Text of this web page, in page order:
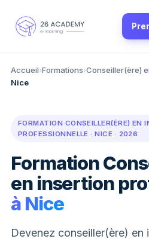
Accueil›Formations›Conseiller(ère)
Nice
FORMATION CONSEILLER(ÈRE) EN
PROFESSIONNELLE · NICE · 2026
Formation
en insertion
à Nice
Devenez conseiller(ère) en